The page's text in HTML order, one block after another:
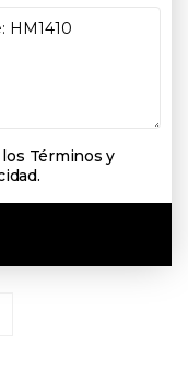
Términos y
.